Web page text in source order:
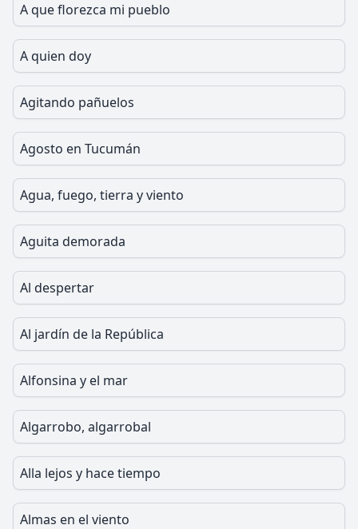
A que florezca mi pueblo
A quien doy
Agitando pañuelos
Agosto en Tucumán
Agua, fuego, tierra y viento
Aguita demorada
Al despertar
Al jardín de la República
Alfonsina y el mar
Algarrobo, algarrobal
Alla lejos y hace tiempo
Almas en el viento